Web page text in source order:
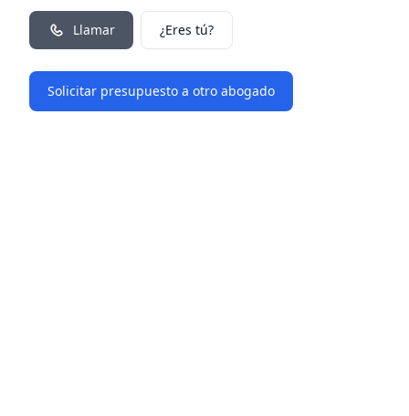
Llamar ¿Eres tú?
Solicitar presupuesto a otro abogado